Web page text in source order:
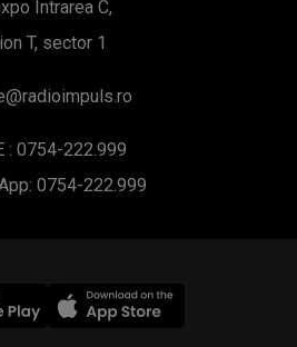
Intrarea C,
T, sector 1
: 0754-222.999
0754-222.999